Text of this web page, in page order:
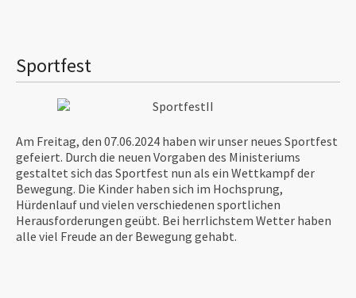
Sportfest
Am Freitag, den 07.06.2024 haben wir unser neues Sportfest
gefeiert. Durch die neuen Vorgaben des Ministeriums
gestaltet sich das Sportfest nun als ein Wettkampf der
Bewegung. Die Kinder haben sich im Hochsprung,
Hürdenlauf und vielen verschiedenen sportlichen
Herausforderungen geübt. Bei herrlichstem Wetter haben
alle viel Freude an der Bewegung gehabt.